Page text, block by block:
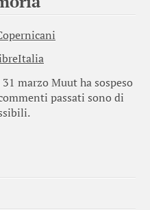
marzo Muut ha sospeso
passati sono di